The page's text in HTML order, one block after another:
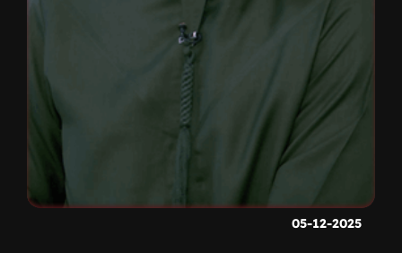
05-12-2025